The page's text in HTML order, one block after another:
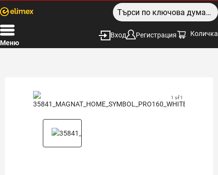
Меню
Вход Регистрация Количка
1 of 1